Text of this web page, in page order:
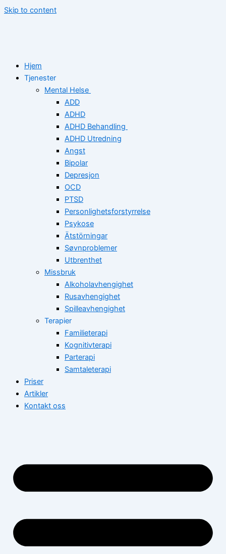
Skip to content
Hjem
Tjenester
Mental Helse
ADD
ADHD
ADHD Behandling
ADHD Utredning
Angst
Bipolar
Depresjon
OCD
PTSD
Personlighetsforstyrrelse
Psykose
Ätstörningar
Søvnproblemer
Utbrenthet
Missbruk
Alkoholavhengighet
Rusavhengighet
Spilleavhengighet
Terapier
Familieterapi
Kognitivterapi
Parterapi
Samtaleterapi
Priser
Artikler
Kontakt oss